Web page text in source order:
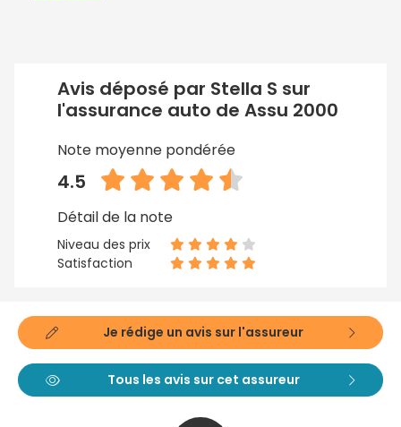
Avis déposé par Stella S sur
l'assurance auto de Assu 2000
Note moyenne pondérée
4.5
Détail de la note
Niveau des prix
Satisfaction
Je rédige un avis sur l'assureur
Tous les avis sur cet assureur